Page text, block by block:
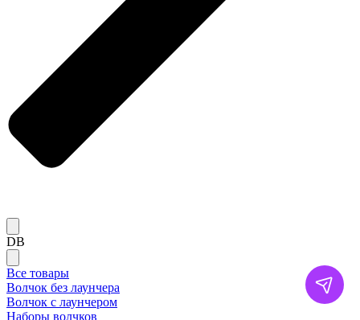
DB
Все товары
Волчок без лаунчера
Волчок с лаунчером
Наборы волчков